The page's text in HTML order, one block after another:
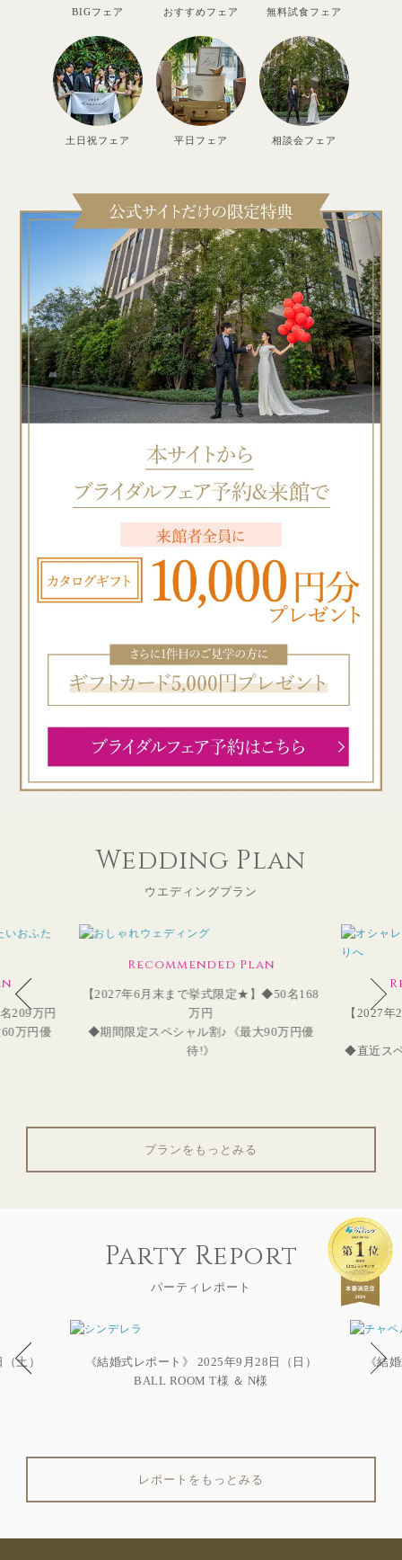
BIGフェア おすすめフェア 無料試食フェア
土日祝フェア 平日フェア 相談会フェア
Wedding Plan
ウエディングプラン
209万円
万円優
Recommended Plan
【2027年6月末まで挙式限定★】◆50名168
万円
◆期間限定スペシャル割♪《最大90万円優
待!》
【2027
◆直近ス
プランをもっとみる
Party Report
パーティレポート
土）
《結婚式レポート》 2025年9月28日（日）
BALL ROOM T様 ＆ N様
《結
レポートをもっとみる